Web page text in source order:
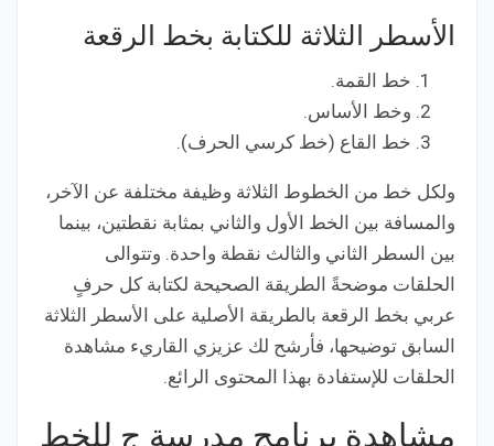
الأسطر الثلاثة للكتابة بخط الرقعة
خط القمة.
وخط الأساس.
خط القاع (خط كرسي الحرف).
ولكل خط من الخطوط الثلاثة وظيفة مختلفة عن الآخر،
والمسافة بين الخط الأول والثاني بمثابة نقطتين، بينما
بين السطر الثاني والثالث نقطة واحدة. وتتوالى
الحلقات موضحةً الطريقة الصحيحة لكتابة كل حرفٍ
عربي بخط الرقعة بالطريقة الأصلية على الأسطر الثلاثة
السابق توضيحها، فأرشح لك عزيزي القاريء مشاهدة
الحلقات للإستفادة بهذا المحتوى الرائع.
مشاهدة برنامج مدرسة ج للخط